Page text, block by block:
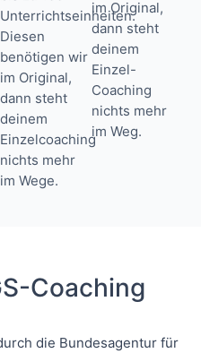
Unterrichtseinheiten.
Diesen
benötigen wir
im Original,
dann steht
deinem
Einzelcoaching
nichts mehr
im Wege.
im Original,
dann steht
deinem
Einzel-
Coaching
nichts mehr
im Weg.
Coaching
die Bundesagentur für